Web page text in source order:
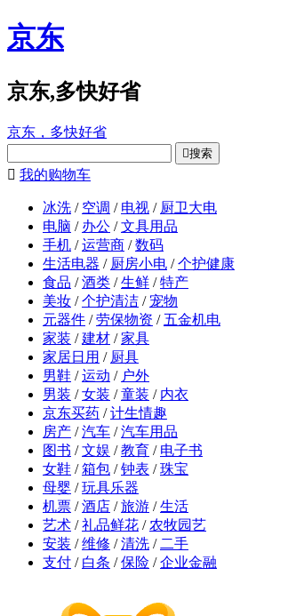
京东
京东,多快好省
京东，多快好省
搜索
 我的购物车
冰洗 / 空调 / 电视 / 厨卫大电
电脑 / 办公 / 文具用品
手机 / 运营商 / 数码
生活电器 / 厨房小电 / 个护健康
食品 / 酒类 / 生鲜 / 特产
美妆 / 个护清洁 / 宠物
元器件 / 劳保物资 / 五金机电
家装 / 建材 / 家具
家居日用 / 厨具
男鞋 / 运动 / 户外
男装 / 女装 / 童装 / 内衣
京东买药 / 计生情趣
房产 / 汽车 / 汽车用品
图书 / 文娱 / 教育 / 电子书
女鞋 / 箱包 / 钟表 / 珠宝
母婴 / 玩具乐器
机票 / 酒店 / 旅游 / 生活
艺术 / 礼品鲜花 / 农牧园艺
安装 / 维修 / 清洗 / 二手
支付 / 白条 / 保险 / 企业金融